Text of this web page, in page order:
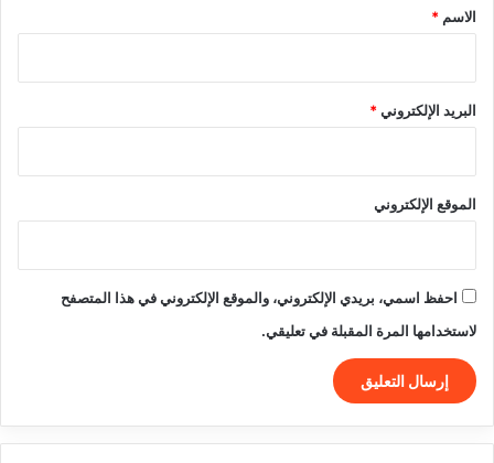
*
الاسم *
البريد الإلكتروني*
الموقع الإلكتروني
احفظ اسمي، بريدي الإلكتروني، والموقع الإلكتروني في هذا المتصفح
لاستخدامها المرة المقبلة في تعليقي.